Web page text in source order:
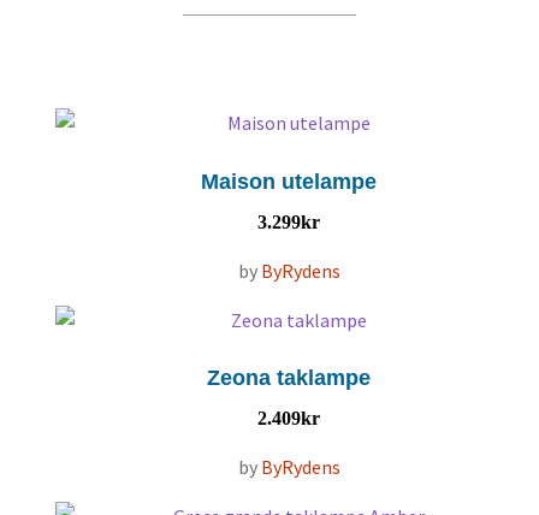
Maison utelampe
3.299kr
by ByRydens
Zeona taklampe
2.409kr
by ByRydens